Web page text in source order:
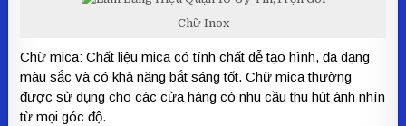
Chữ Inox
Chữ mica: Chất liệu mica có tính chất dễ tạo hình, đa dạng
màu sắc và có khả năng bắt sáng tốt. Chữ mica thường
được sử dụng cho các cửa hàng có nhu cầu thu hút ánh nhìn
từ mọi góc độ.